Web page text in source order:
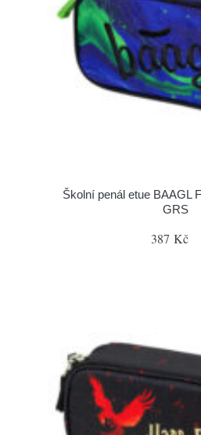
Školní penál etue BAAGL
GRS
387 Kč